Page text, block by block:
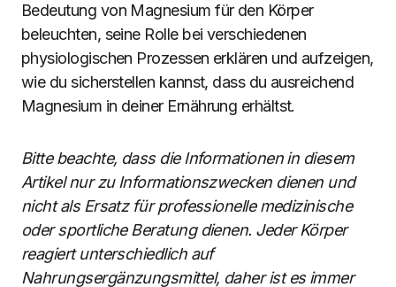
Bedeutung von Magnesium für den Körper
beleuchten, seine Rolle bei verschiedenen
physiologischen Prozessen erklären und aufzeigen,
wie du sicherstellen kannst, dass du ausreichend
Magnesium in deiner Ernährung erhältst.
Bitte beachte, dass die Informationen in diesem
Artikel nur zu Informationszwecken dienen und
nicht als Ersatz für professionelle medizinische
oder sportliche Beratung dienen. Jeder Körper
reagiert unterschiedlich auf
Nahrungsergänzungsmittel, daher ist es immer